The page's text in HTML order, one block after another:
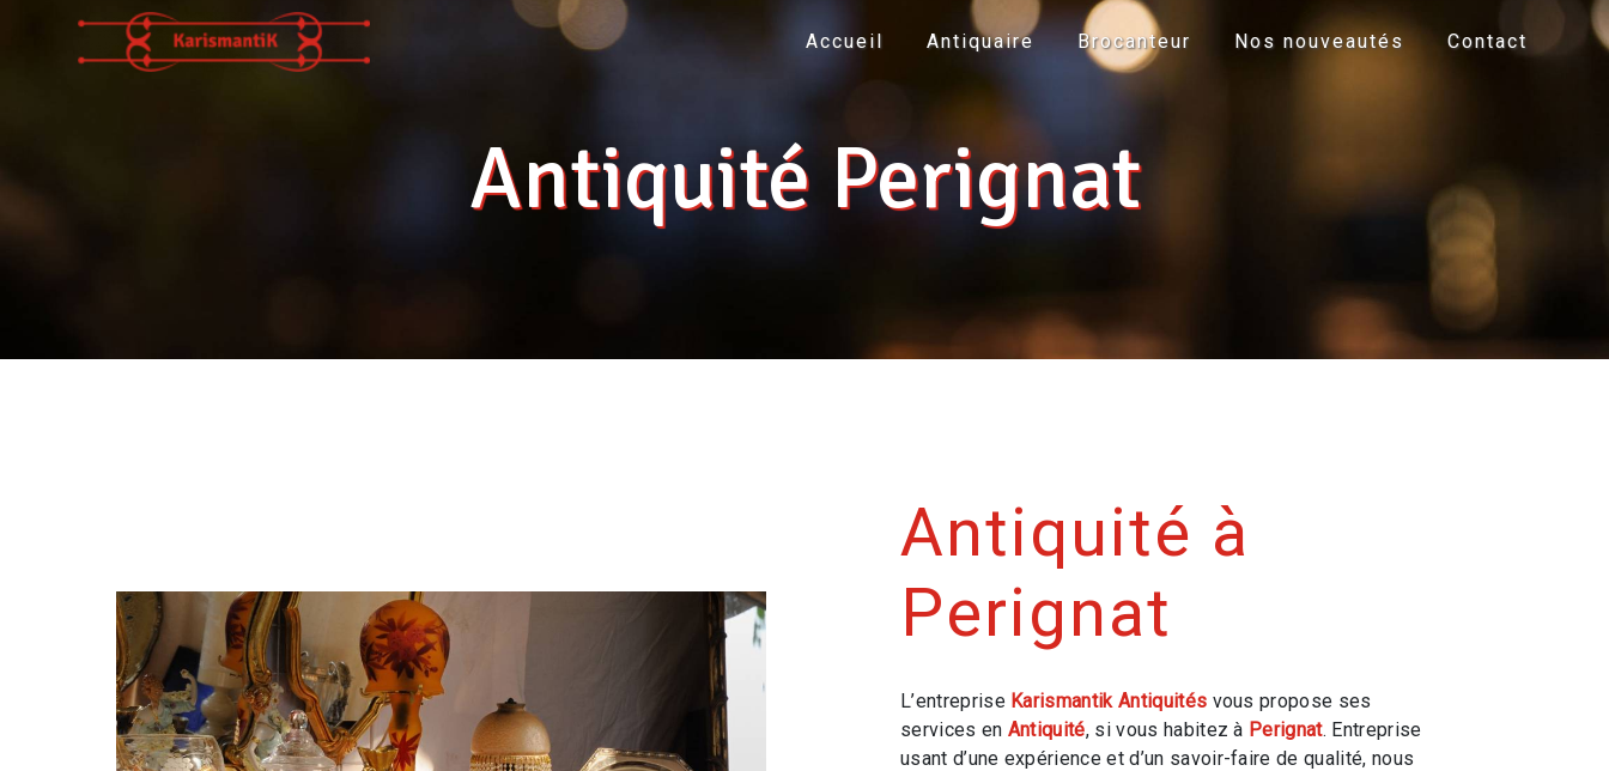
Panneau de gestion des cookies
Accueil Antiquaire Brocanteur Nos nouveautés Contact
Antiquité Perignat
Antiquité à
Perignat
L’entreprise Karismantik Antiquités vous propose ses
services en Antiquité, si vous habitez à Perignat. Entreprise
usant d’une expérience et d’un savoir-faire de qualité, nous